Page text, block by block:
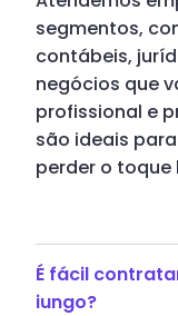
segmentos,
contábeis,
negócios que
profissional e
são ideais
perder o toque
É fácil
iungo?